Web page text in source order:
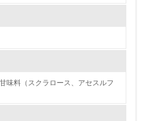
産性の向上と社会課題解決に向けて、
っている
を把握し、順守している
味料（スクラロース、アセスルフ